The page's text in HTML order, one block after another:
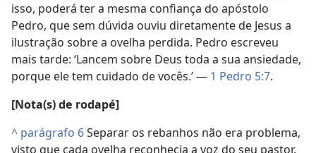
isso, poderá ter a mesma confiança do apóstolo
Pedro, que sem dúvida ouviu diretamente de Jesus a
ilustração sobre a ovelha perdida. Pedro escreveu
mais tarde: ‘Lancem sobre Deus toda a sua ansiedade,
porque ele tem cuidado de vocês.’ — 1 Pedro 5:7.
[Nota(s) de rodapé]
^ parágrafo 6Separar os rebanhos não era problema,
visto que cada ovelha reconhecia a voz do seu pastor.